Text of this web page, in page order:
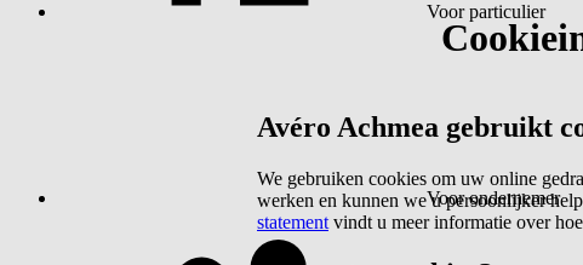
Voor particulier
Voor ondernemer
Avéro Achmea gebruikt
We gebruiken cookies om uw online
werken en kunnen we u persoonlijker
statement vindt u meer informatie over